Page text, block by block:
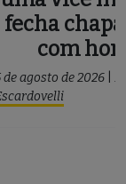
fecha
com
de agosto de 2026